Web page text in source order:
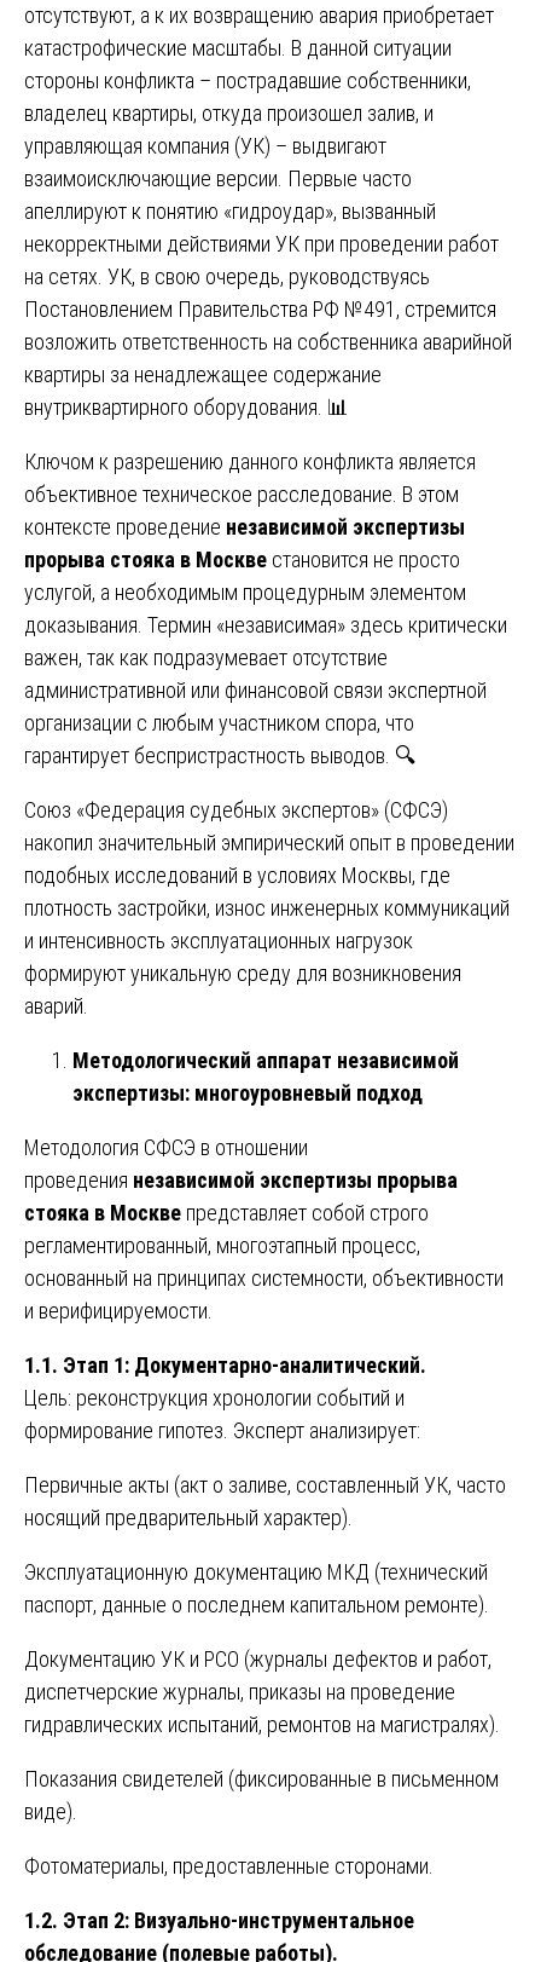
отсутствуют, а к их возвращению авария приобретает
катастрофические масштабы. В данной ситуации
стороны конфликта – пострадавшие собственники,
владелец квартиры, откуда произошел залив, и
управляющая компания (УК) – выдвигают
взаимоисключающие версии. Первые часто
апеллируют к понятию «гидроудар», вызванный
некорректными действиями УК при проведении работ
на сетях. УК, в свою очередь, руководствуясь
Постановлением Правительства РФ №491, стремится
возложить ответственность на собственника аварийной
квартиры за ненадлежащее содержание
внутриквартирного оборудования. 📊
Ключом к разрешению данного конфликта является
объективное техническое расследование. В этом
контексте проведение независимой экспертизы
прорыва стояка в Москве становится не просто
услугой, а необходимым процедурным элементом
доказывания. Термин «независимая» здесь критически
важен, так как подразумевает отсутствие
административной или финансовой связи экспертной
организации с любым участником спора, что
гарантирует беспристрастность выводов. 🔍
Союз «Федерация судебных экспертов» (СФСЭ)
накопил значительный эмпирический опыт в проведении
подобных исследований в условиях Москвы, где
плотность застройки, износ инженерных коммуникаций
и интенсивность эксплуатационных нагрузок
формируют уникальную среду для возникновения
аварий.
Методологический аппарат независимой
экспертизы: многоуровневый подход
Методология СФСЭ в отношении
проведения независимой экспертизы прорыва
стояка в Москве представляет собой строго
регламентированный, многоэтапный процесс,
основанный на принципах системности, объективности
и верифицируемости.
1.1. Этап 1: Документарно-аналитический.
Цель: реконструкция хронологии событий и
формирование гипотез. Эксперт анализирует:
Первичные акты (акт о заливе, составленный УК, часто
носящий предварительный характер).
Эксплуатационную документацию МКД (технический
паспорт, данные о последнем капитальном ремонте).
Документацию УК и РСО (журналы дефектов и работ,
диспетчерские журналы, приказы на проведение
гидравлических испытаний, ремонтов на магистралях).
Показания свидетелей (фиксированные в письменном
виде).
Фотоматериалы, предоставленные сторонами.
1.2. Этап 2: Визуально-инструментальное
обследование (полевые работы).